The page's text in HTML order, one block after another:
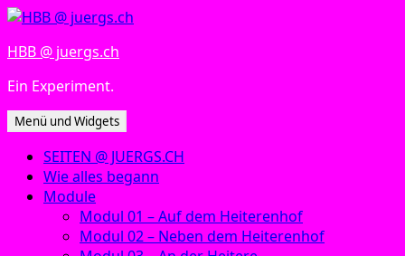
Zum
springen
HBB @ juergs.ch
Ein Experiment.
Menü und Widgets
SEITEN @ JUERGS.CH
Wie alles begann
Module
Modul 01 – Auf dem Heiterenhof
Modul 02 – Neben dem Heiterenhof